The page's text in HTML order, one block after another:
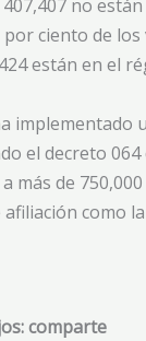
407,407 no
ciento de
están en el
implementado
el decreto
más de
como
comparte